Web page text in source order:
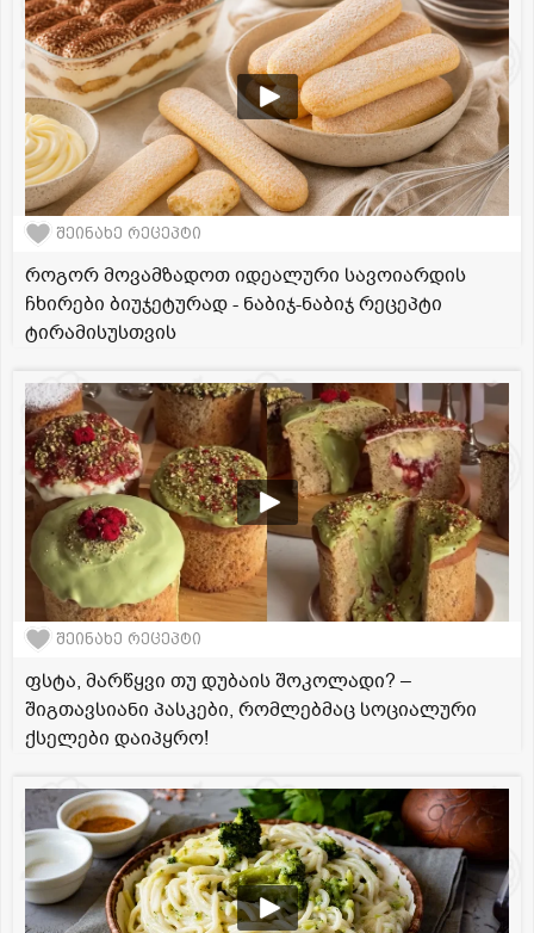
შეინახე რეცეპტი
როგორ მოვამზადოთ იდეალური სავოიარდის
ჩხირები ბიუჯეტურად - ნაბიჯ-ნაბიჯ რეცეპტი
ტირამისუსთვის
შეინახე რეცეპტი
ფსტა, მარწყვი თუ დუბაის შოკოლადი? –
შიგთავსიანი პასკები, რომლებმაც სოციალური
ქსელები დაიპყრო!